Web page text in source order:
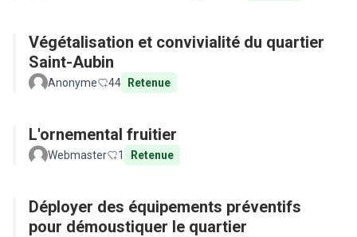
Végétalisation et convivialité du quartier
Saint-Aubin
Anonyme 44 Retenue
L'ornemental fruitier
Webmaster 1 Retenue
Déployer des équipements préventifs
pour démoustiquer le quartier